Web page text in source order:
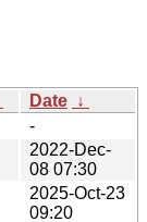
Date ↓
-
2022-Dec-
08 07:30
2025-Oct-23
09:20